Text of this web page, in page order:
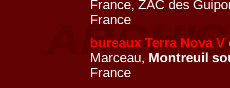
France, ZAC des
France
bureaux Terra Nova V
Marceau, Montreuil
France